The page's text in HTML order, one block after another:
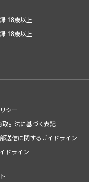
18歳以上
18歳以上
シー
取引法に基づく表記
送信に関するガイドライン
ドライン